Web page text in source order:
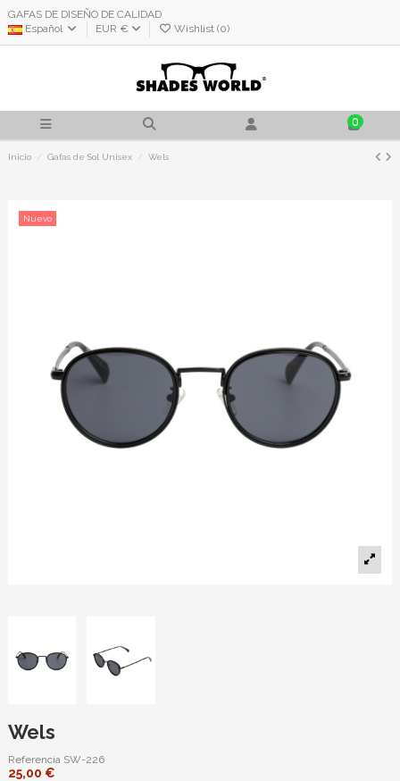
GAFAS DE DISEÑO DE CALIDAD
Español
EUR € Wishlist (0)
0
Inicio Gafas de Sol Unisex Wels
Nuevo
Wels
Referencia SW-226
25,00 €